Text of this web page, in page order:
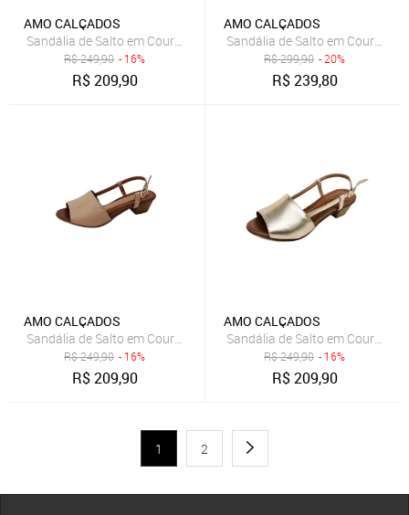
AMO CALÇADOS
Sandália de Salto em Couro Amo Calçados Mimi Caramelo
R$249,90 - 16%
R$209,90
AMO CALÇADOS
Sandália de Salto em Couro
R$299,90 - 20%
R$239,80
AMO CALÇADOS
Sandália de Salto em Couro Amo Calçados Mimi Nude
R$249,90 - 16%
R$209,90
AMO CALÇADOS
Sandália de Salto em Couro
R$249,90 - 16%
R$209,90
1 2